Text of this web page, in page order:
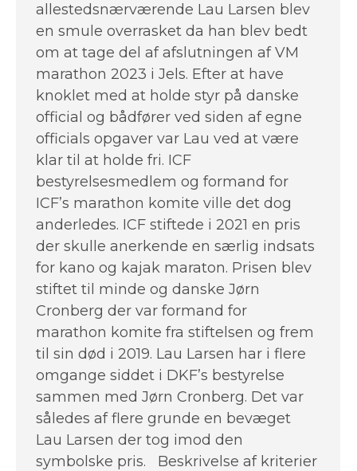
allestedsnærværende Lau Larsen blev
en smule overrasket da han blev bedt
om at tage del af afslutningen af VM
marathon 2023 i Jels. Efter at have
knoklet med at holde styr på danske
official og bådfører ved siden af egne
officials opgaver var Lau ved at være
klar til at holde fri. ICF
bestyrelsesmedlem og formand for
ICF’s marathon komite ville det dog
anderledes. ICF stiftede i 2021 en pris
der skulle anerkende en særlig indsats
for kano og kajak maraton. Prisen blev
stiftet til minde og danske Jørn
Cronberg der var formand for
marathon komite fra stiftelsen og frem
til sin død i 2019. Lau Larsen har i flere
omgange siddet i DKF’s bestyrelse
sammen med Jørn Cronberg. Det var
således af flere grunde en bevæget
Lau Larsen der tog imod den
symbolske pris. Beskrivelse af kriterier